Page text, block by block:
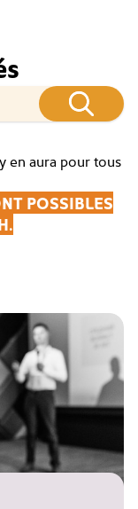
en aura pour tous
POSSIBLES